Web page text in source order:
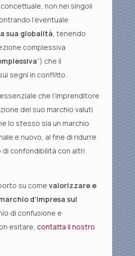
non nei singoli
l’eventuale
sua globalità , tenendo
complessiva
”) che il
segni in conflitto.
che l’imprenditore
del suo marchio valuti
lo stesso sia un marchio
e nuovo, al fine di ridurre
di confondibilità con altri
su come valorizzare e
d’impresa sul
di confusione e
esitare, contatta il nostro